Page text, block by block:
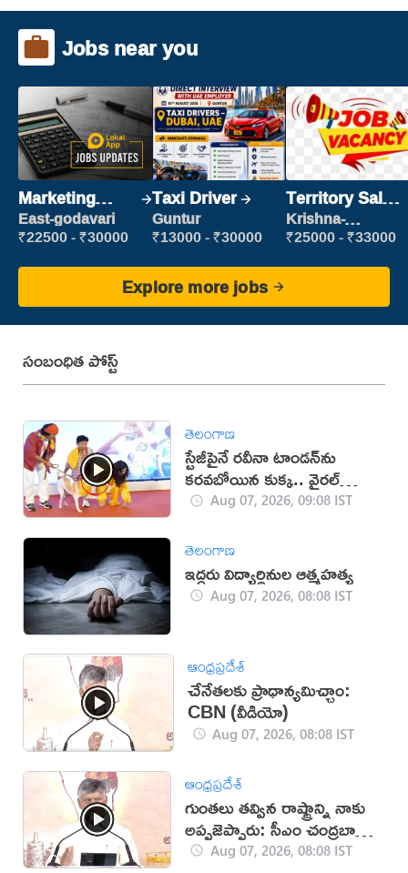
Jobs near you
Marketing
Executive
East-godavari
₹22500 - ₹30000
Taxi Driver
Guntur
₹13000 - ₹30000
Territory Sales
Manager
Krishna-
vijayawada
₹25000 - ₹33000
Explore more jobs
సంబంధిత పోస్ట్
తెలంగాణ
స్టేజీపైనే రవీనా టాండన్‌ను
కరవబోయిన కుక్క.. వైరల్
వీడియోAug 07, 2026, 09:08 IST
తెలంగాణ
ఇద్దరు విద్యార్థినుల ఆత్మహత్య
Aug 07, 2026, 08:08 IST
ఆంధ్రప్రదేశ్
చేనేతలకు ప్రాధాన్యమిచ్చాం:
CBN (వీడియో)
Aug 07, 2026, 08:08 IST
ఆంధ్రప్రదేశ్
గుంతలు తవ్విన రాష్ట్రాన్ని నాకు
అప్పజెప్పారు: సీఎం చంద్రబాబు
(వీడియో)
Aug 07, 2026, 08:08 IST